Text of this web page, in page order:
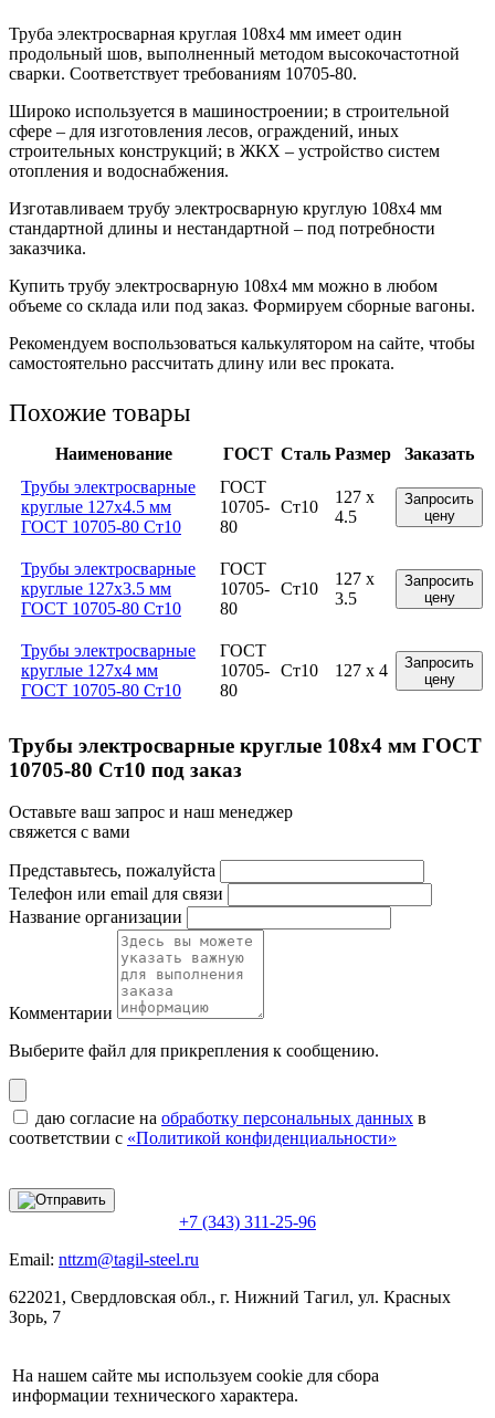
Труба электросварная круглая 108х4 мм имеет один
продольный шов, выполненный методом высокочастотной
сварки. Соответствует требованиям 10705-80.
Широко используется в машиностроении; в строительной
сфере – для изготовления лесов, ограждений, иных
строительных конструкций; в ЖКХ – устройство систем
отопления и водоснабжения.
Изготавливаем трубу электросварную круглую 108х4 мм
стандартной длины и нестандартной – под потребности
заказчика.
Купить трубу электросварную 108х4 мм можно в любом
объеме со склада или под заказ. Формируем сборные вагоны.
Рекомендуем воспользоваться калькулятором на сайте, чтобы
самостоятельно рассчитать длину или вес проката.
Похожие товары
Наименование ГОСТ Сталь Размер
Заказать
Трубы электросварные
круглые 127x4.5 мм
ГОСТ 10705-80 Ст10
ГОСТ
10705-
80
Ст10
127 x
4.5
Запросить
цену
Трубы электросварные
круглые 127x3.5 мм
ГОСТ 10705-80 Ст10
ГОСТ
10705-
80
Ст10
127 x
3.5
Запросить
цену
Трубы электросварные
круглые 127x4 мм
ГОСТ 10705-80 Ст10
ГОСТ
10705-
80
Ст10 127 x 4
Запросить
цену
Трубы электросварные круглые 108x4 мм ГОСТ
10705-80 Ст10 под заказ
Оставьте ваш запрос и наш менеджер
свяжется с вами
Представьтесь, пожалуйста
Телефон или email для связи
Название организации
Комментарии
Выберите файл для прикрепления к сообщению.
даю согласие на обработку персональных данных в
соответствии с «Политикой конфиденциальности»
+7 (343) 311-25-96
Email: nttzm@tagil-steel.ru
622021, Свердловская обл., г. Нижний Тагил, ул. Красных
Зорь, 7
На нашем сайте мы используем cookie для сбора
информации технического характера.